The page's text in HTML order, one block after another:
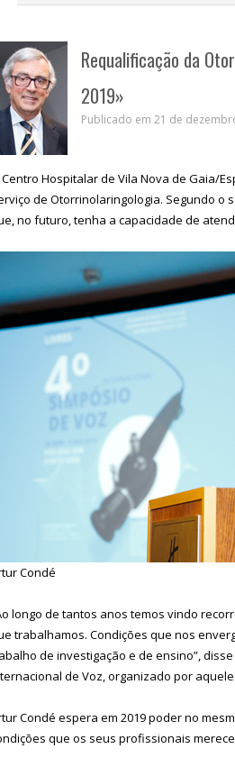
Requalificação da
2019»
Publicado em 21 de
Centro Hospitalar de Vila Nova de Gaia/
de Otorrinolaringologia. Segundo o
no futuro, tenha a capacidade de
Condé
longo de tantos anos temos vindo
trabalhamos. Condições que nos
de investigação e de ensino”,
de Voz, organizado por aquele
Condé espera em 2019 poder no
que os seus profissionais